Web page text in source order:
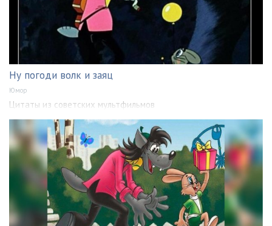
Ну погоди волк и заяц
Юмор
Цитаты из советских мультфильмов